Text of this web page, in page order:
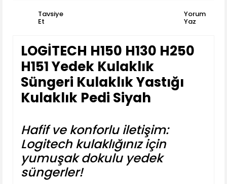
Tavsiye
Et
Yorum
Yaz
LOGİTECH H150 H130 H250
H151 Yedek Kulaklık
Süngeri Kulaklık Yastığı
Kulaklık Pedi Siyah
Hafif ve konforlu iletişim:
Logitech kulaklığınız için
yumuşak dokulu yedek
süngerler!